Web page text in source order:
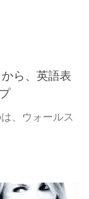
ら、英語表
、ウォールス